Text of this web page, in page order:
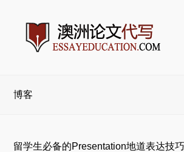
博客
留学生必备的Presentation地道表达技